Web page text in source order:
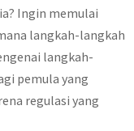
Ingin memulai
langkah-langkah
langkah-
pemula yang
regulasi yang